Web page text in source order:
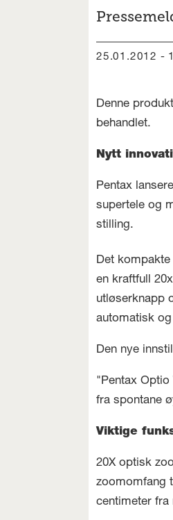
25.01.2012 -
Denne
behandlet.
Nytt
Pentax
supertele og
stilling.
Det
en kraftfull
utløserknapp
automatisk
Den nye
"Pentax
fra spontane
Viktige
20X optisk
zoomomfang
centimeter